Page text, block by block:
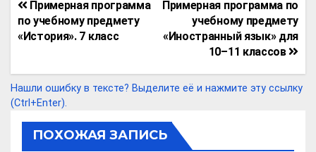
Li
n
gr
a
s
p
o
k
o
kl
a
ss
р
а
в
и
Навигация
по
записям
Примерная программа по
учебному предмету
«Иностранный язык» для
10–11 классов
Примерная программа
по учебному предмету
«История». 7 класс
Нашли ошибку в тексте? Выделите её и нажмите эту ссылку
(Ctrl+Enter).
ПОХОЖАЯ ЗАПИСЬ